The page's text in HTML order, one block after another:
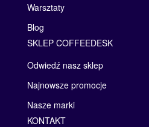
Warsztaty
Blog
SKLEP COFFEEDESK
Odwiedź nasz sklep
Najnowsze promocje
Nasze marki
KONTAKT